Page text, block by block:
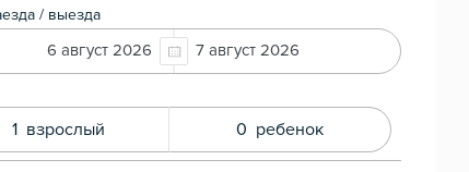
/ выезда
6 август 2026 7 август 2026
1 взрослый 0 ребенок